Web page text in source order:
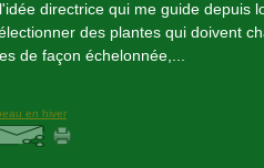
directrice qui me guide depuis
des plantes qui doivent
de façon échelonnée,...
en hiver